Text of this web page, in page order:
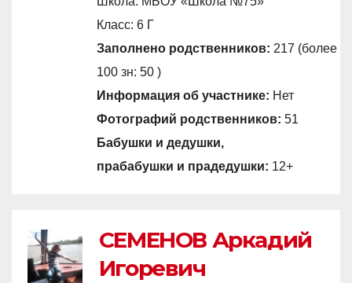
Класс: 6 Г
Заполнено родственников:217 (более
100 зн: 50 )
Информация об участнике: Нет
Фотографий родственников: 51
Бабушки и дедушки,
прабабушки и прадедушки: 12+
СЕМЕНОВ Аркадий
Игоревич